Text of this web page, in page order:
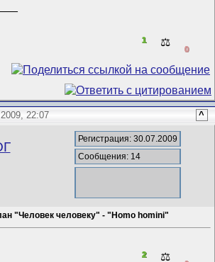
1 ⚖️
0
22:07 ^
Регистрация: 30.07.2009
Сообщения: 14
"Человек человеку" - "Homo homini"
2 ⚖️